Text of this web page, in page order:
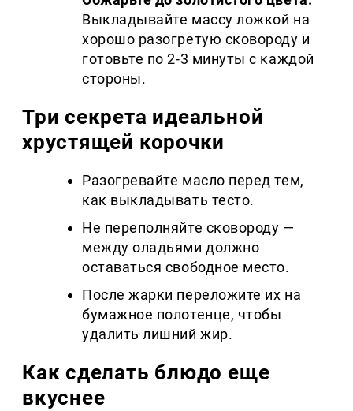
Выкладывайте массу ложкой на
хорошо разогретую сковороду и
готовьте по 2-3 минуты с каждой
стороны.
Три секрета идеальной
хрустящей корочки
Разогревайте масло перед тем,
как выкладывать тесто.
Не переполняйте сковороду —
между оладьями должно
оставаться свободное место.
После жарки переложите их на
бумажное полотенце, чтобы
удалить лишний жир.
Как сделать блюдо еще
вкуснее